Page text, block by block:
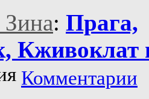
: Прага,
Кживоклат
Комментарии